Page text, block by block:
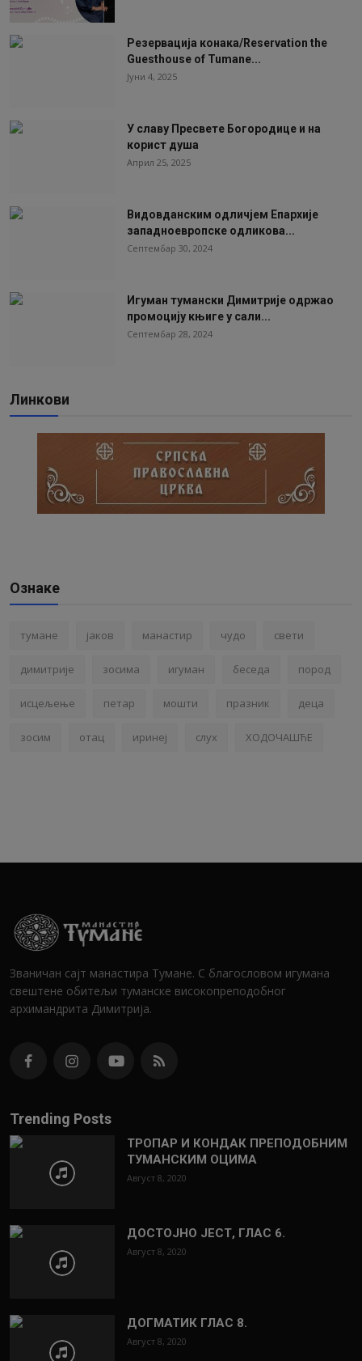
Резервација конака/Reservation the
Guesthouse of Tumane...
Јуни 4, 2025
У славу Пресвете Богородице и на
корист душа
Април 25, 2025
Видовданским одличјем Епархије
западноевропске одликова...
Септембар 30, 2024
Игуман тумански Димитрије одржао
промоцију књиге у сали...
Септембар 28, 2024
Линкови
Ознаке
тумане јаков манастир чудо свети
димитрије зосима игуман беседа пород
исцељење петар мошти празник деца
зосим отац иринеј слух ХОДОЧАШЋЕ
Званичан сајт манастира Тумане. С благословом игумана
свештене обитељи туманске високопреподобног
архимандрита Димитрија.
Trending Posts
ТРОПАР И КОНДАК ПРЕПОДОБНИМ
ТУМАНСКИМ ОЦИМА
Август 8, 2020
ДОСТОЈНО ЈЕСТ, ГЛАС 6.
Август 8, 2020
ДОГМАТИК ГЛАС 8.
Август 8, 2020